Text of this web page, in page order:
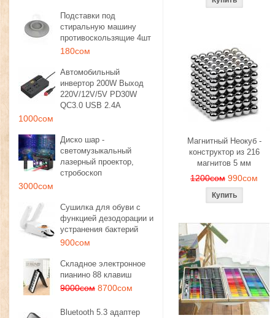
Подставки под
стиральную машину
противоскользящие 4шт
180сом
Автомобильный
инвертор 200W Выход
220V/12V/5V PD30W
QC3.0 USB 2.4A
1000сом
Диско шар -
светомузыкальный
лазерный проектор,
стробоскоп
3000сом
Сушилка для обуви с
функцией дезодорации и
устранения бактерий
900сом
Складное электронное
пианино 88 клавиш
9000сом 8700сом
Bluetooth 5.3 адаптер
Магнитный Неокуб -
конструктор из 216
магнитов 5 мм
1200сом 990сом